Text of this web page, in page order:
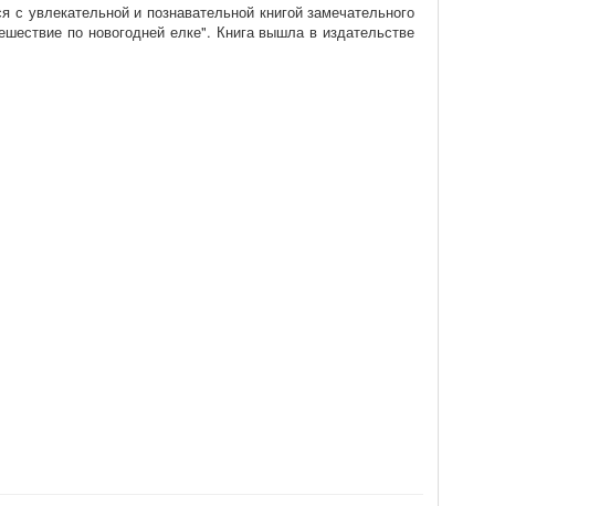
увлекательной и познавательной книгой замечательного
по новогодней елке". Книга вышла в издательстве